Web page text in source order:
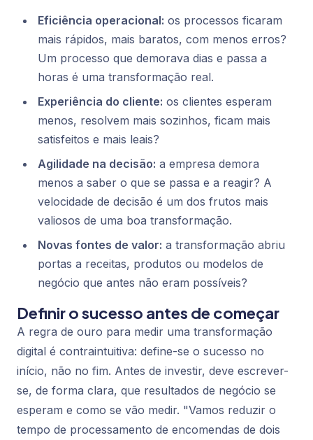
Eficiência operacional: os processos ficaram
mais rápidos, mais baratos, com menos erros?
Um processo que demorava dias e passa a
horas é uma transformação real.
Experiência do cliente: os clientes esperam
menos, resolvem mais sozinhos, ficam mais
satisfeitos e mais leais?
Agilidade na decisão: a empresa demora
menos a saber o que se passa e a reagir? A
velocidade de decisão é um dos frutos mais
valiosos de uma boa transformação.
Novas fontes de valor: a transformação abriu
portas a receitas, produtos ou modelos de
negócio que antes não eram possíveis?
Definir o sucesso antes de começar
A regra de ouro para medir uma transformação
digital é contraintuitiva: define-se o sucesso no
início, não no fim. Antes de investir, deve escrever-
se, de forma clara, que resultados de negócio se
esperam e como se vão medir. "Vamos reduzir o
tempo de processamento de encomendas de dois